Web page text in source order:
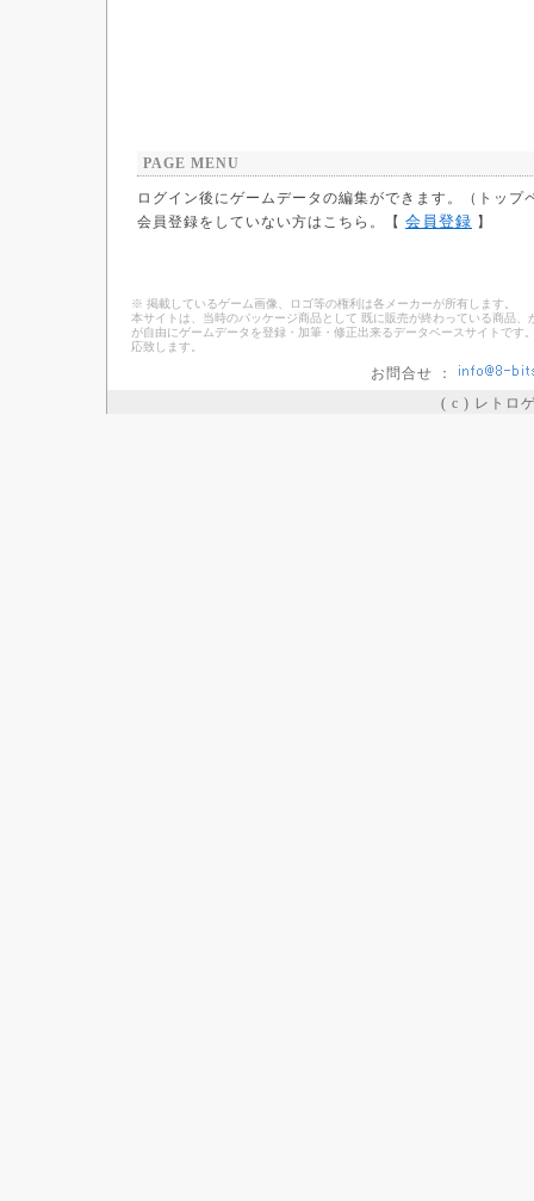
PAGE MENU
ログイン後にゲームデータの編集ができます。（トッ
会員登録をしていない方はこちら。【 会員登録 】
※ 掲載しているゲーム画像、ロゴ等の権利は各メーカーが所有します。
本サイトは、当時のパッケージ商品として 既に販売が終わっている商品
が自由にゲームデータを登録・加筆・修正出来るデータベースサイトで
応致します。
お問合せ ：
( c ) レトロ